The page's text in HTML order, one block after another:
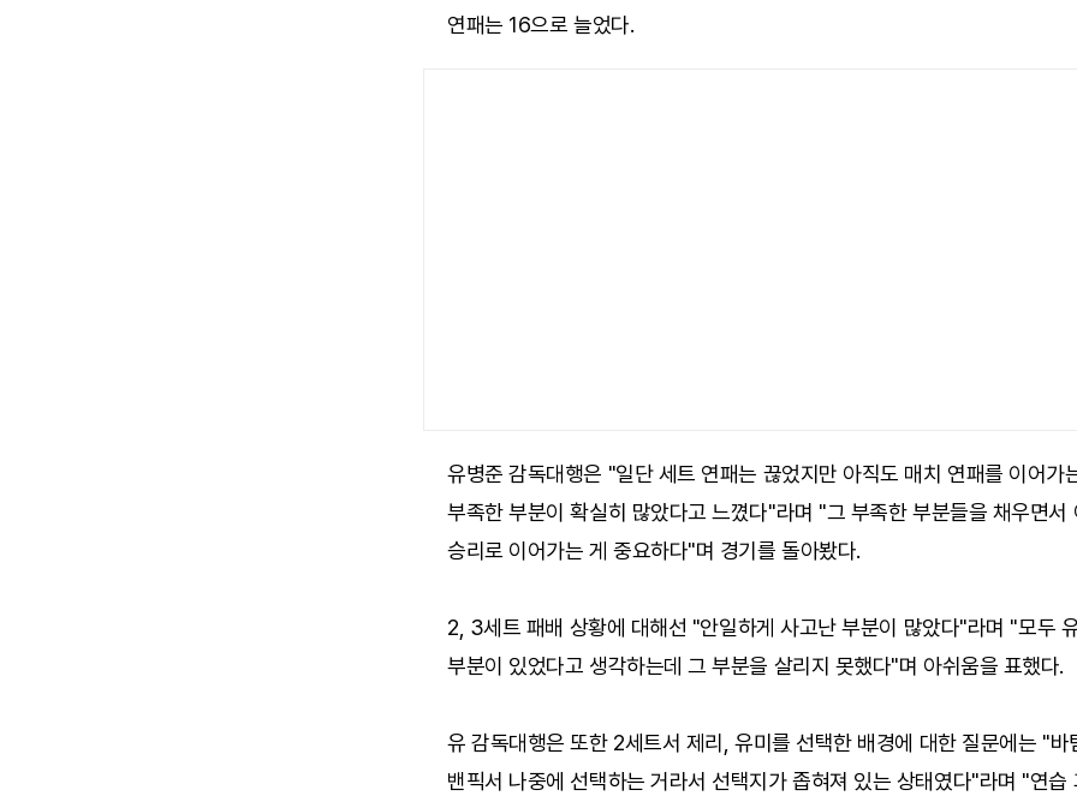
연패는 16으로 늘었다.
유병준 감독대행은 "일단 세트 연패는 끊었지만 아직도 매치 연패를 이어가
부족한 부분이 확실히 많았다고 느꼈다"라며 "그 부족한 부분들을 채우면서
승리로 이어가는 게 중요하다"며 경기를 돌아봤다.
2, 3세트 패배 상황에 대해선 "안일하게 사고난 부분이 많았다"라며 "모두
부분이 있었다고 생각하는데 그 부분을 살리지 못했다"며 아쉬움을 표했다.
유 감독대행은 또한 2세트서 제리, 유미를 선택한 배경에 대한 질문에는 "바
밴픽서 나중에 선택하는 거라서 선택지가 좁혀져 있는 상태였다"라며 "연습